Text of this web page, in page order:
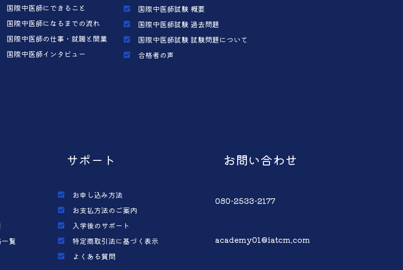
国際中医師にできること
国際中医師になるまでの流れ
国際中医師の仕事・就職と開業
国際中医師インタビュー
国際中医師試験 概要
国際中医師試験 過去問題
国際中医師試験 試験問題について
合格者の声
覧
サポート
お申し込み方法
お支払方法のご案内
入学後のサポート
特定商取引法に基づく表示
よくある質問
お問い合わせ
080-2533-2177
academy01@iatcm.com